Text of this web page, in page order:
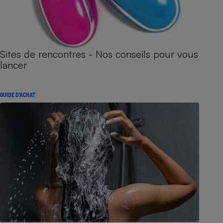
Sites de rencontres - Nos conseils pour vous
lancer
GUIDE D'ACHAT